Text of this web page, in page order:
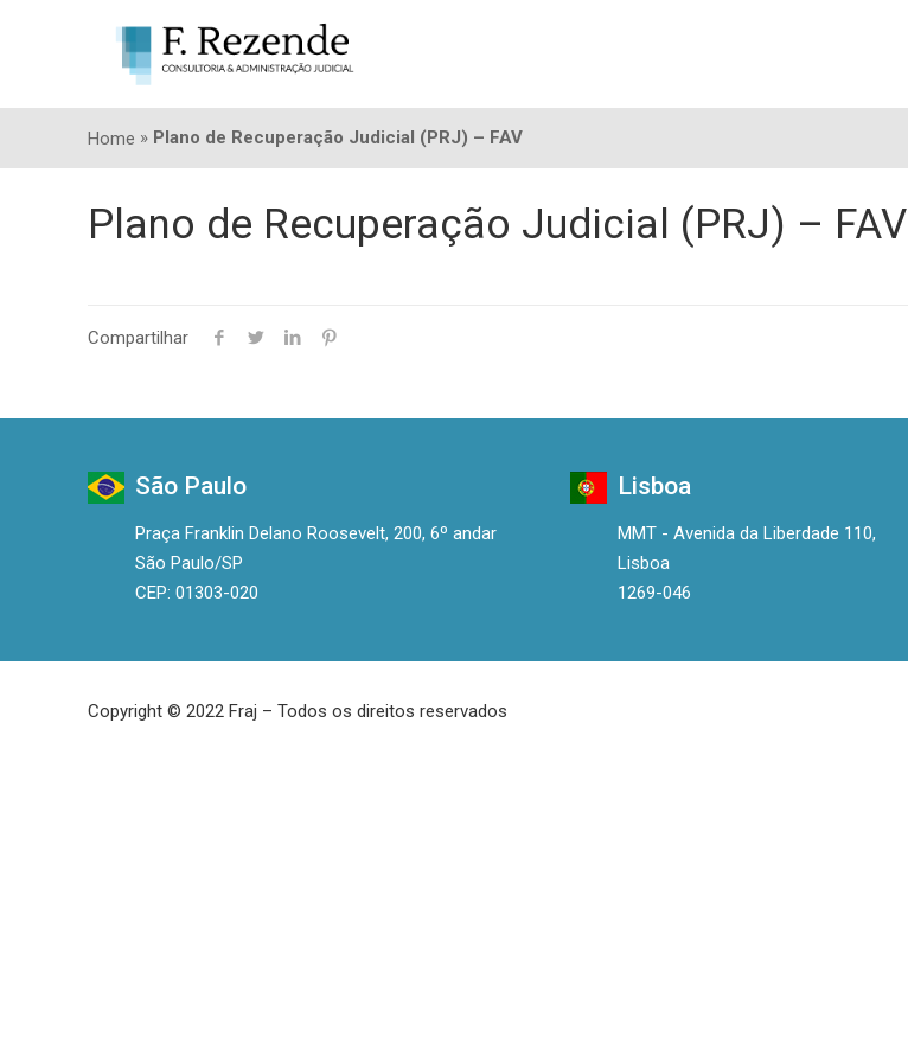
Home » Plano de Recuperação Judicial (PRJ) – FAV
Plano de Recuperação Judicial (PRJ) – FAV
Compartilhar
São Paulo
Praça Franklin Delano Roosevelt, 200, 6º andar
São Paulo/SP
CEP: 01303-020
Lisboa
MMT - Avenida da Liberdade 110,
Lisboa
1269-046
Copyright © 2022 Fraj – Todos os direitos reservados